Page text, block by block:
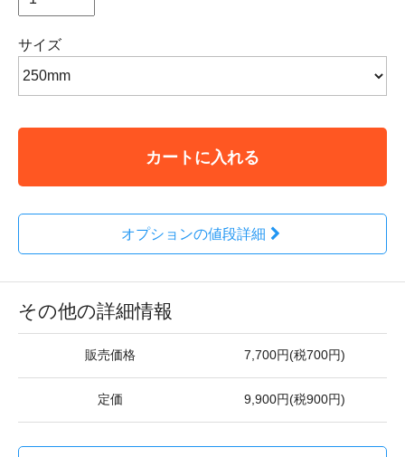
サイズ
カートに入れる
オプションの値段詳細
その他の詳細情報
販売価格 7,700円(税700円)
定価 9,900円(税900円)